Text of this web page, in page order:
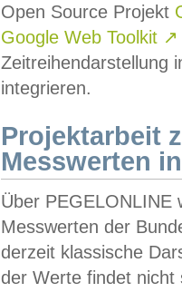
Open Source Projekt
Google Web Toolkit ↗
Zeitreihendarstellung
integrieren.
Projektarbeit
Messwerten
Über PEGELONLINE
Messwerten der
derzeit klassische
der Werte findet